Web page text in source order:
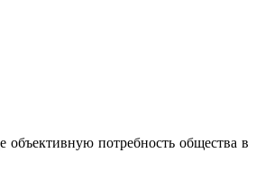
потребность общества в